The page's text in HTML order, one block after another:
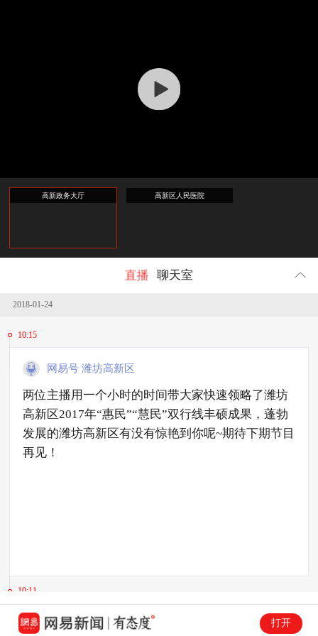
高新政务大厅 高新区人民医院
直播 聊天室
2018-01-24
10:15
网易号 潍坊高新区
两位主播用一个小时的时间带大家快速领略了潍坊
高新区2017年“惠民”“慧民”双行线丰硕成果，蓬勃
发展的潍坊高新区有没有惊艳到你呢~期待下期节目
再见！
10:11
网易号 潍坊高新区 打开